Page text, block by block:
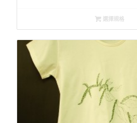
選擇規格